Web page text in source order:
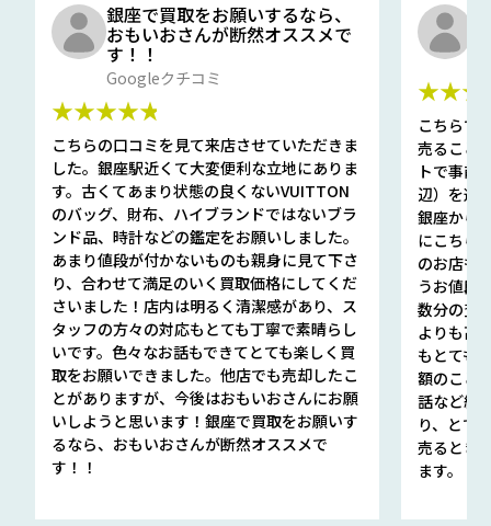
銀座で買取をお願いするなら、
おもいおさんが断然オススメで
す！！
Googleクチコミ
★★★★★
こちらの口コミを見て来店させていただきま
した。銀座駅近くて大変便利な立地にありま
す。古くてあまり状態の良くないVUITTON
のバッグ、財布、ハイブランドではないブラ
ンド品、時計などの鑑定をお願いしました。
あまり値段が付かないものも親身に見て下さ
り、合わせて満足のいく買取価格にしてくだ
さいました！店内は明るく清潔感があり、ス
タッフの方々の対応もとても丁寧で素晴らし
いです。色々なお話もできてとても楽しく買
取をお願いできました。他店でも売却したこ
とがありますが、今後はおもいおさんにお願
いしようと思います！銀座で買取をお願いす
るなら、おもいおさんが断然オススメで
す！！
こちらで
売ること
トで事前
辺）を選
銀座から
にこちら
のお店も
うお値段
数分の査
よりも高
もとても
額のこと
話など細
り、とて
売るとき
ます。